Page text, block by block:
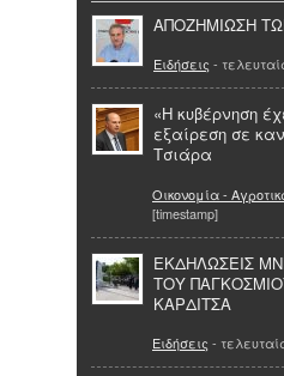
ΑΠΟΖΗΜΙΩΣΗ
Ειδήσεις -
«Η κυβέρνηση
εξαίρεση σε
Τσιάρα
Οικονομία -
[timestamp]
ΕΚΔΗΛΩΣΕΙΣ
ΤΟΥ
ΚΑΡΔΙΤΣΑ
Ειδήσεις -